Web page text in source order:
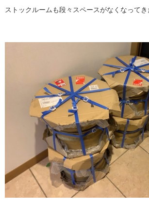
ストックルームも段々スペースがなくなってき